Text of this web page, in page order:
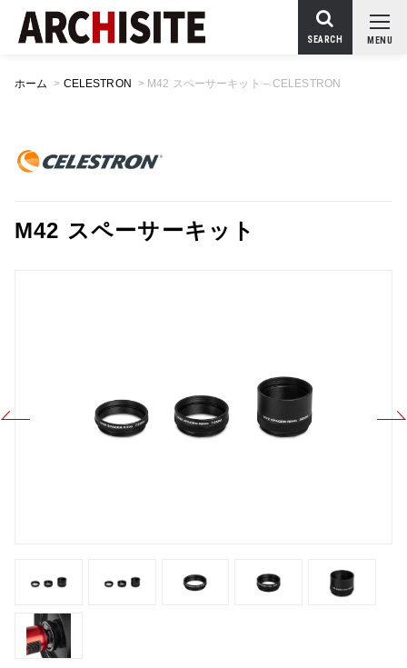
MENU
SEARCH
ホーム > CELESTRON > M42 スペーサーキット – CELESTRON
M42 スペーサーキット